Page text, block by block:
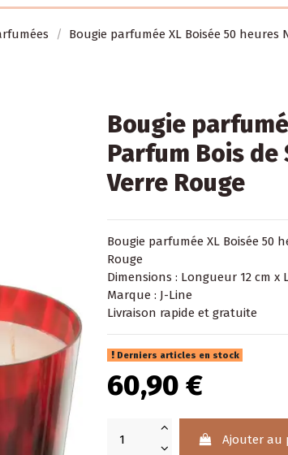
Bougie parfumée XL Boisée 50
Bougie
Parfum Bois
Verre Rouge
Bougie parfumée XL Boisée 50
Rouge
Dimensions : Longueur 12 cm x
Marque : J-Line
Livraison rapide et gratuite
Derniers articles en stock
60,90 €
Ajouter au